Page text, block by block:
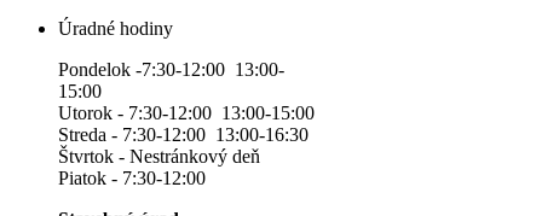
Úradné hodiny
Pondelok -7:30-12:00 13:00-
15:00
Utorok - 7:30-12:00 13:00-15:00
Streda - 7:30-12:00 13:00-16:30
Štvrtok - Nestránkový deň
Piatok - 7:30-12:00